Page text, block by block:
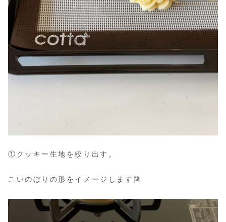
①クッキー生地を絞り出す。
こいのぼりの形をイメージします🎏